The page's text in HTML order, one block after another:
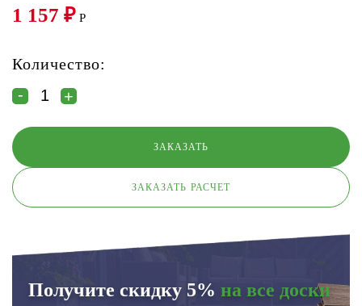
1 157 ₽ P
Количество:
ЗАКАЗАТЬ РАСЧЕТ
Получите скидку 5% на все доски